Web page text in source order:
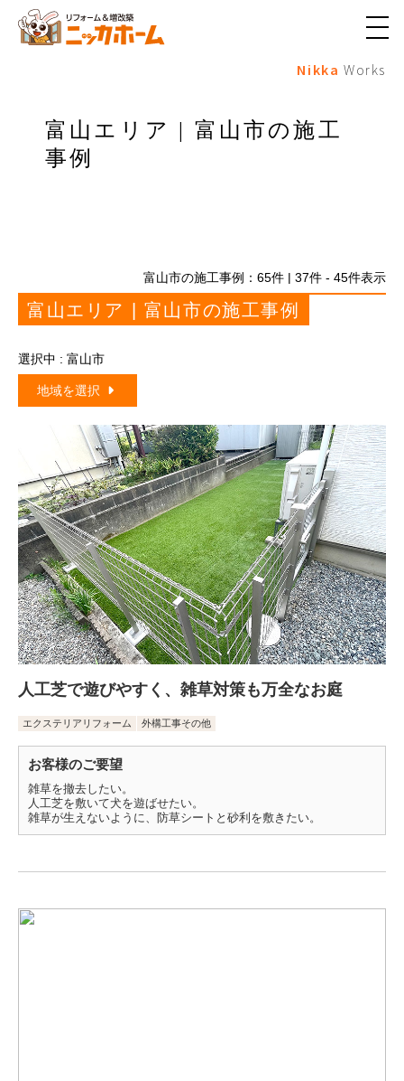
メ
ュ
Nikka Works
富山エリア | 富山市の施工
事例
富山市の施工事例： 65件 | 37件 - 45件表示
富山エリア | 富山市の施工事例
選択中 : 富山市
地域を選択
人工芝で遊びやすく、雑草対策も万全なお庭
エクステリアリフォーム 外構工事その他
お客様のご要望
雑草を撤去したい。
人工芝を敷いて犬を遊ばせたい。
雑草が生えないように、防草シートと砂利を敷きたい。